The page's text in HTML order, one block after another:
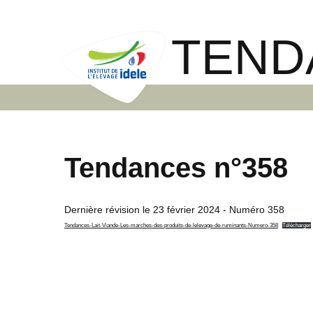
Tendances n°358
Dernière révision le 23 février 2024 - Numéro 358
Tendances-Lait-Viande-Les-marches-des-produits-de-lelevage-de-ruminants-Numero-358 Télécharger